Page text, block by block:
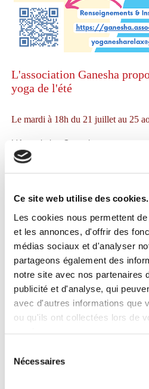
Ce site web utilise des cookies.
Les cookies nous permettent
et les annonces, d'offrir des
médias sociaux et d'analyser
partageons également des
notre site avec nos partenaires
publicité et d'analyse, qui
avec d'autres informations que
ou qu'ils ont collectées lors de
consentement
Nécessaires
L'association Ganesha
yoga de l'été
Le mardi à 18h du 21 juillet au 25
L'Association Ganesha vous
mardis du mois de juillet et août à
coussin et un plaid sont les
15 € non adhérents, prix
à partir de 15 ans
Contact
Association Ganesha